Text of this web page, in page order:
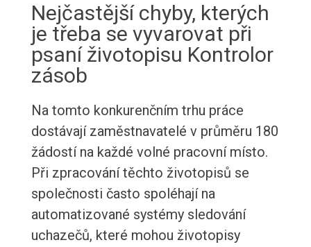
Nejčastější chyby, kterých
je třeba se vyvarovat při
psaní životopisu Kontrolor
zásob
Na tomto konkurenčním trhu práce
dostávají zaměstnavatelé v průměru 180
žádostí na každé volné pracovní místo.
Při zpracování těchto životopisů se
společnosti často spoléhají na
automatizované systémy sledování
uchazečů, které mohou životopisy